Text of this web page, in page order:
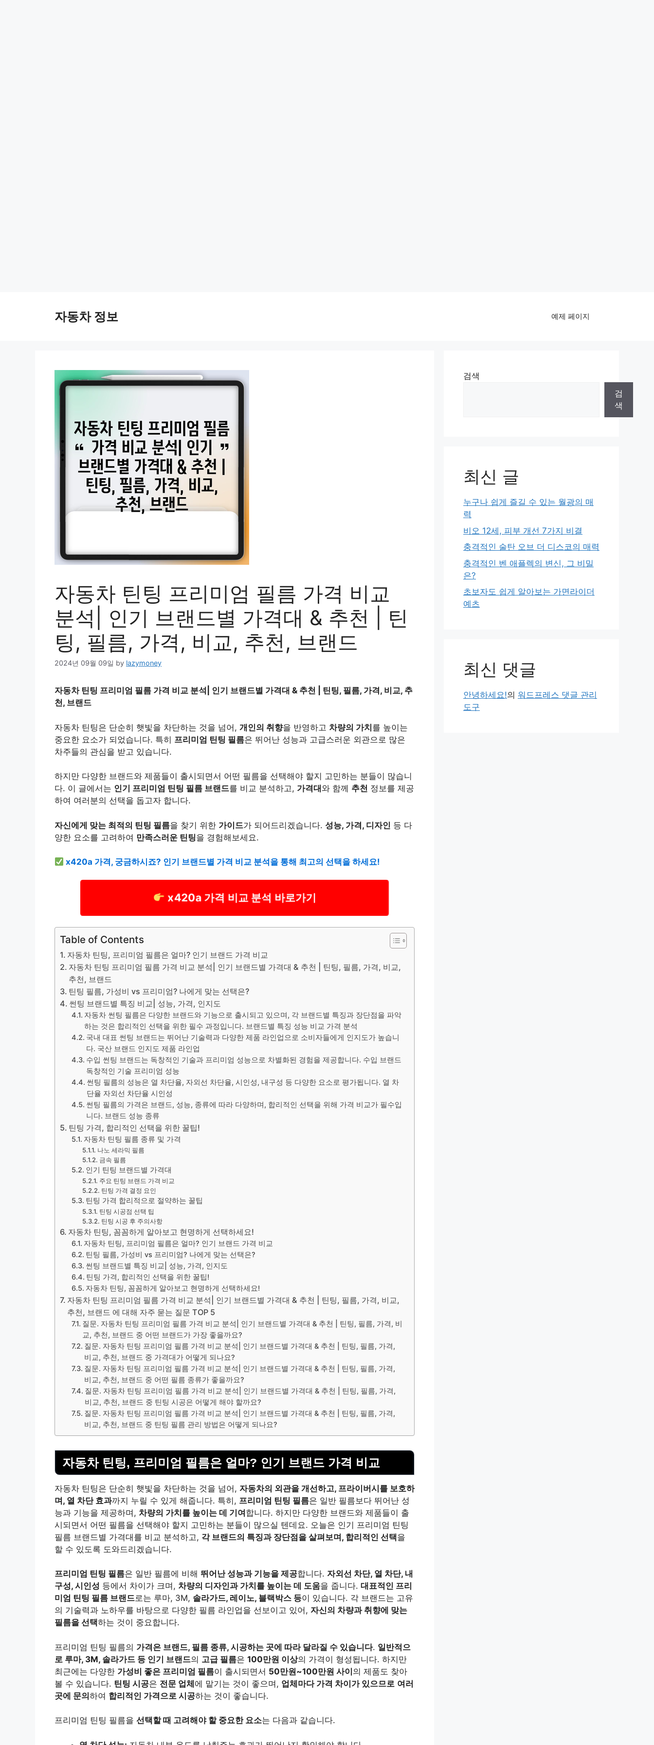
자동차 정보 예제 페이지
자동차 틴팅 프리미엄 필름 가격 비교
분석| 인기 브랜드별 가격대 & 추천 | 틴
팅, 필름, 가격, 비교, 추천, 브랜드
2024년 09월 09일 by lazymoney
자동차 틴팅 프리미엄 필름 가격 비교 분석| 인기 브랜드별 가격대 & 추천 | 틴팅, 필름, 가격, 비교, 추
천, 브랜드
자동차 틴팅은 단순히 햇빛을 차단하는 것을 넘어, 개인의 취향을 반영하고 차량의 가치를 높이는
중요한 요소가 되었습니다. 특히 프리미엄 틴팅 필름은 뛰어난 성능과 고급스러운 외관으로 많은
차주들의 관심을 받고 있습니다.
하지만 다양한 브랜드와 제품들이 출시되면서 어떤 필름을 선택해야 할지 고민하는 분들이 많습니
다. 이 글에서는 인기 프리미엄 틴팅 필름 브랜드를 비교 분석하고, 가격대 와 함께 추천 정보를 제공
하여 여러분의 선택을 돕고자 합니다.
자신에게 맞는 최적의 틴팅 필름을 찾기 위한 가이드가 되어드리겠습니다. 성능, 가격, 디자인 등 다
양한 요소를 고려하여 만족스러운 틴팅을 경험해보세요.
x420a 가격, 궁금하시죠? 인기 브랜드별 가격 비교 분석을 통해 최고의 선택을 하세요!
x420a 가격 비교 분석 바로가기
Table of Contents
자동차 틴팅, 프리미엄 필름은 얼마? 인기 브랜드 가격 비교
자동차 틴팅 프리미엄 필름 가격 비교 분석| 인기 브랜드별 가격대 & 추천 | 틴팅, 필름, 가격, 비교,
추천, 브랜드
틴팅 필름, 가성비 vs 프리미엄? 나에게 맞는 선택은?
썬팅 브랜드별 특징 비교| 성능, 가격, 인지도
자동차 썬팅 필름은 다양한 브랜드와 기능으로 출시되고 있으며, 각 브랜드별 특징과 장단점을 파악
하는 것은 합리적인 선택을 위한 필수 과정입니다. 브랜드별 특징 성능 비교 가격 분석
국내 대표 썬팅 브랜드는 뛰어난 기술력과 다양한 제품 라인업으로 소비자들에게 인지도가 높습니
다. 국산 브랜드 인지도 제품 라인업
수입 썬팅 브랜드는 독창적인 기술과 프리미엄 성능으로 차별화된 경험을 제공합니다. 수입 브랜드
독창적인 기술 프리미엄 성능
썬팅 필름의 성능은 열 차단율, 자외선 차단율, 시인성, 내구성 등 다양한 요소로 평가됩니다. 열 차
단율 자외선 차단율 시인성
썬팅 필름의 가격은 브랜드, 성능, 종류에 따라 다양하며, 합리적인 선택을 위해 가격 비교가 필수입
니다. 브랜드 성능 종류
틴팅 가격, 합리적인 선택을 위한 꿀팁!
자동차 틴팅 필름 종류 및 가격
나노 세라믹 필름
금속 필름
인기 틴팅 브랜드별 가격대
주요 틴팅 브랜드 가격 비교
틴팅 가격 결정 요인
틴팅 가격 합리적으로 절약하는 꿀팁
틴팅 시공점 선택 팁
틴팅 시공 후 주의사항
자동차 틴팅, 꼼꼼하게 알아보고 현명하게 선택하세요!
자동차 틴팅, 프리미엄 필름은 얼마? 인기 브랜드 가격 비교
틴팅 필름, 가성비 vs 프리미엄? 나에게 맞는 선택은?
썬팅 브랜드별 특징 비교| 성능, 가격, 인지도
틴팅 가격, 합리적인 선택을 위한 꿀팁!
자동차 틴팅, 꼼꼼하게 알아보고 현명하게 선택하세요!
자동차 틴팅 프리미엄 필름 가격 비교 분석| 인기 브랜드별 가격대 & 추천 | 틴팅, 필름, 가격, 비교,
추천, 브랜드 에 대해 자주 묻는 질문 TOP 5
질문. 자동차 틴팅 프리미엄 필름 가격 비교 분석| 인기 브랜드별 가격대 & 추천 | 틴팅, 필름, 가격, 비
교, 추천, 브랜드 중 어떤 브랜드가 가장 좋을까요?
질문. 자동차 틴팅 프리미엄 필름 가격 비교 분석| 인기 브랜드별 가격대 & 추천 | 틴팅, 필름, 가격,
비교, 추천, 브랜드 중 가격대가 어떻게 되나요?
질문. 자동차 틴팅 프리미엄 필름 가격 비교 분석| 인기 브랜드별 가격대 & 추천 | 틴팅, 필름, 가격,
비교, 추천, 브랜드 중 어떤 필름 종류가 좋을까요?
질문. 자동차 틴팅 프리미엄 필름 가격 비교 분석| 인기 브랜드별 가격대 & 추천 | 틴팅, 필름, 가격,
비교, 추천, 브랜드 중 틴팅 시공은 어떻게 해야 할까요?
질문. 자동차 틴팅 프리미엄 필름 가격 비교 분석| 인기 브랜드별 가격대 & 추천 | 틴팅, 필름, 가격,
비교, 추천, 브랜드 중 틴팅 필름 관리 방법은 어떻게 되나요?
자동차 틴팅, 프리미엄 필름은 얼마? 인기 브랜드 가격 비교
자동차 틴팅은 단순히 햇빛을 차단하는 것을 넘어, 자동차의 외관을 개선하고, 프라이버시를 보호하
며, 열 차단 효과까지 누릴 수 있게 해줍니다. 특히, 프리미엄 틴팅 필름은 일반 필름보다 뛰어난 성
능과 기능을 제공하며, 차량의 가치를 높이는 데 기여합니다. 하지만 다양한 브랜드와 제품들이 출
시되면서 어떤 필름을 선택해야 할지 고민하는 분들이 많으실 텐데요. 오늘은 인기 프리미엄 틴팅
필름 브랜드별 가격대를 비교 분석하고, 각 브랜드의 특징과 장단점을 살펴보며, 합리적인 선택을
할 수 있도록 도와드리겠습니다.
프리미엄 틴팅 필름은 일반 필름에 비해 뛰어난 성능과 기능을 제공합니다. 자외선 차단, 열 차단, 내
구성, 시인성 등에서 차이가 크며, 차량의 디자인과 가치를 높이는 데 도움을 줍니다. 대표적인 프리
미엄 틴팅 필름 브랜드로는 루마, 3M, 솔라가드, 레이노, 블랙박스 등이 있습니다. 각 브랜드는 고유
의 기술력과 노하우를 바탕으로 다양한 필름 라인업을 선보이고 있어, 자신의 차량과 취향에 맞는
필름을 선택하는 것이 중요합니다.
프리미엄 틴팅 필름의 가격은 브랜드, 필름 종류, 시공하는 곳에 따라 달라질 수 있습니다. 일반적으
로 루마, 3M, 솔라가드 등 인기 브랜드의 고급 필름은 100만원 이상의 가격이 형성됩니다. 하지만
최근에는 다양한 가성비 좋은 프리미엄 필름이 출시되면서 50만원~100만원 사이의 제품도 찾아
볼 수 있습니다. 틴팅 시공은 전문 업체에 맡기는 것이 좋으며, 업체마다 가격 차이가 있으므로 여러
곳에 문의하여 합리적인 가격으로 시공하는 것이 좋습니다.
프리미엄 틴팅 필름을 선택할 때 고려해야 할 중요한 요소는 다음과 같습니다.
검색
검
색
최신 글
누구나 쉽게 즐길 수 있는 월광의 매
력
비오 12세, 피부 개선 7가지 비결
충격적인 술탄 오브 더 디스코의 매력
충격적인 벤 애플렉의 변신, 그 비밀
은?
초보자도 쉽게 알아보는 가면라이더
예츠
최신 댓글
안녕하세요!의 워드프레스 댓글 관리
도구